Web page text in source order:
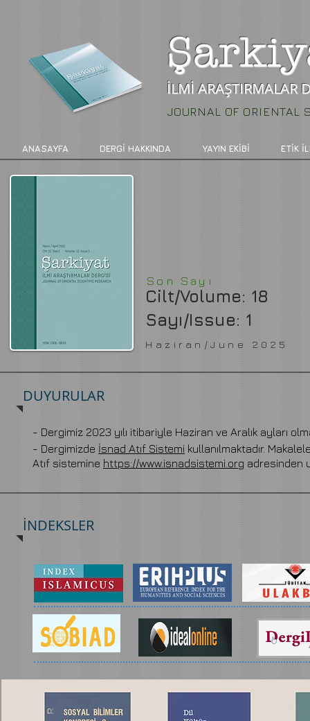
İLMİ ARAŞTIRMALAR
JOURNAL OF
ANASAYFA DERGİ HAKKINDA YAYIN EKİBİ ETİK
Cilt/Volume: 18
Sayı/Issue: 1
Son Sayı
Haziran/June 2025
DUYURULAR
- Dergimiz 2023 yılı itibariyle Haziran ve Aralık ayları
- Dergimizde İsnad Atıf Sistemi kullanılmaktadır.
Atıf sistemine https://www.isnadsistemi.org adresinden
İNDEKSLER